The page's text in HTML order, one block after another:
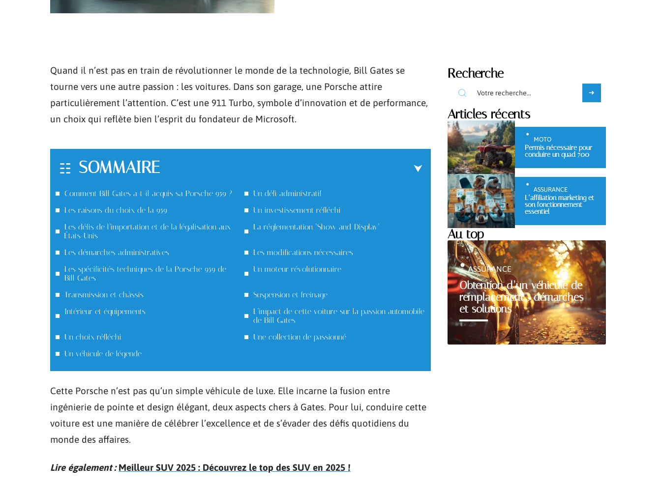
Quand il n’est pas en train de révolutionner le monde de la technologie, Bill Gates se
tourne vers une autre passion : les voitures. Dans son garage, une Porsche attire
particulièrement l’attention. C’est une 911 Turbo, symbole d’innovation et de performance,
un choix qui reflète bien l’esprit du fondateur de Microsoft.
SOMMAIRE
Comment Bill Gates a-t-il acquis sa Porsche 959 ?
Un défi administratif
Les raisons du choix de la 959
Un investissement réfléchi
Les défis de l’importation et de la légalisation aux
États-Unis
La réglementation ‘Show and Display’
Les démarches administratives
Les modifications nécessaires
Les spécificités techniques de la Porsche 959 de
Bill Gates
Un moteur révolutionnaire
Transmission et châssis
Suspension et freinage
Intérieur et équipements
L’impact de cette voiture sur la passion automobile
de Bill Gates
Un choix réfléchi
Une collection de passionné
Un véhicule de légende
Cette Porsche n’est pas qu’un simple véhicule de luxe. Elle incarne la fusion entre
ingénierie de pointe et design élégant, deux aspects chers à Gates. Pour lui, conduire cette
voiture est une manière de célébrer l’excellence et de s’évader des défis quotidiens du
monde des affaires.
Lire également : Meilleur SUV 2025 : Découvrez le top des SUV en 2025 !
Recherche
Articles récents
MOTO
Permis nécessaire pour
conduire un quad 700
ASSURANCE
L’affiliation marketing et
son fonctionnement
essentiel
Au top
Obtention d’un véhicule de
remplacement : démarches
et solutions
ASSURANCE